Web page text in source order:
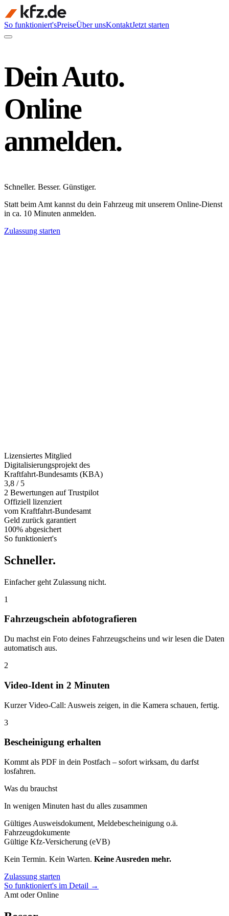
So funktioniert'sPreiseÜber unsKontaktJetzt starten
Dein Auto.
Online
anmelden.
Schneller. Besser. Günstiger.
Statt beim Amt kannst du dein Fahrzeug mit unserem Online-Dienst
in ca. 10 Minuten anmelden.
Zulassung starten
Lizensiertes Mitglied
Digitalisierungsprojekt des
Kraftfahrt-Bundesamts (KBA)
3,8 / 5
2 Bewertungen auf Trustpilot
Offiziell lizenziert
vom Kraftfahrt-Bundesamt
Geld zurück garantiert
100% abgesichert
So funktioniert's
Schneller.
Einfacher geht Zulassung nicht.
1
Fahrzeugschein abfotografieren
Du machst ein Foto deines Fahrzeugscheins und wir lesen die Daten
automatisch aus.
2
Video-Ident in 2 Minuten
Kurzer Video-Call: Ausweis zeigen, in die Kamera schauen, fertig.
3
Bescheinigung erhalten
Kommt als PDF in dein Postfach – sofort wirksam, du darfst
losfahren.
Was du brauchst
In wenigen Minuten hast du alles zusammen
Gültiges Ausweisdokument, Meldebescheinigung o.ä.
Fahrzeugdokumente
Gültige Kfz-Versicherung (eVB)
Kein Termin. Kein Warten. Keine Ausreden mehr.
Zulassung starten
So funktioniert's im Detail →
Amt oder Online